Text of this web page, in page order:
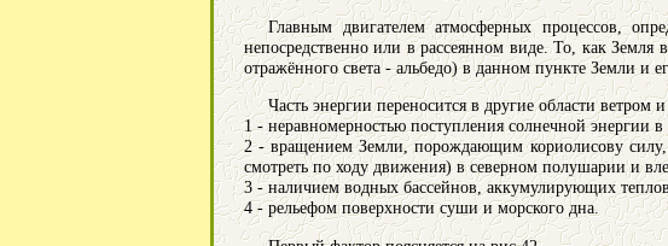
Главным двигателем атмосферных процессов,
непосредственно или в рассеянном виде. То, как Земля
отражённого света - альбедо) в данном пункте Земли и
Часть энергии переносится в другие области
1 - неравномерностью поступления солнечной энергии
2 - вращением Земли, порождающим кориолисову силу,
смотреть по ходу движения) в северном полушарии и
3 - наличием водных бассейнов, аккумулирующих
4 - рельефом поверхности суши и морского дна.